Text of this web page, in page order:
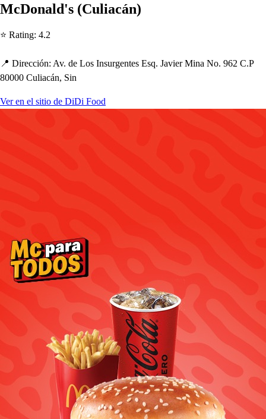
McDonald's (Culiacán)
⭐ Rating: 4.2
📍 Dirección: Av. de Los Insurgentes Esq. Javier Mina No. 962 C.P
80000 Culiacán, Sin
Ver en el sitio de DiDi Food